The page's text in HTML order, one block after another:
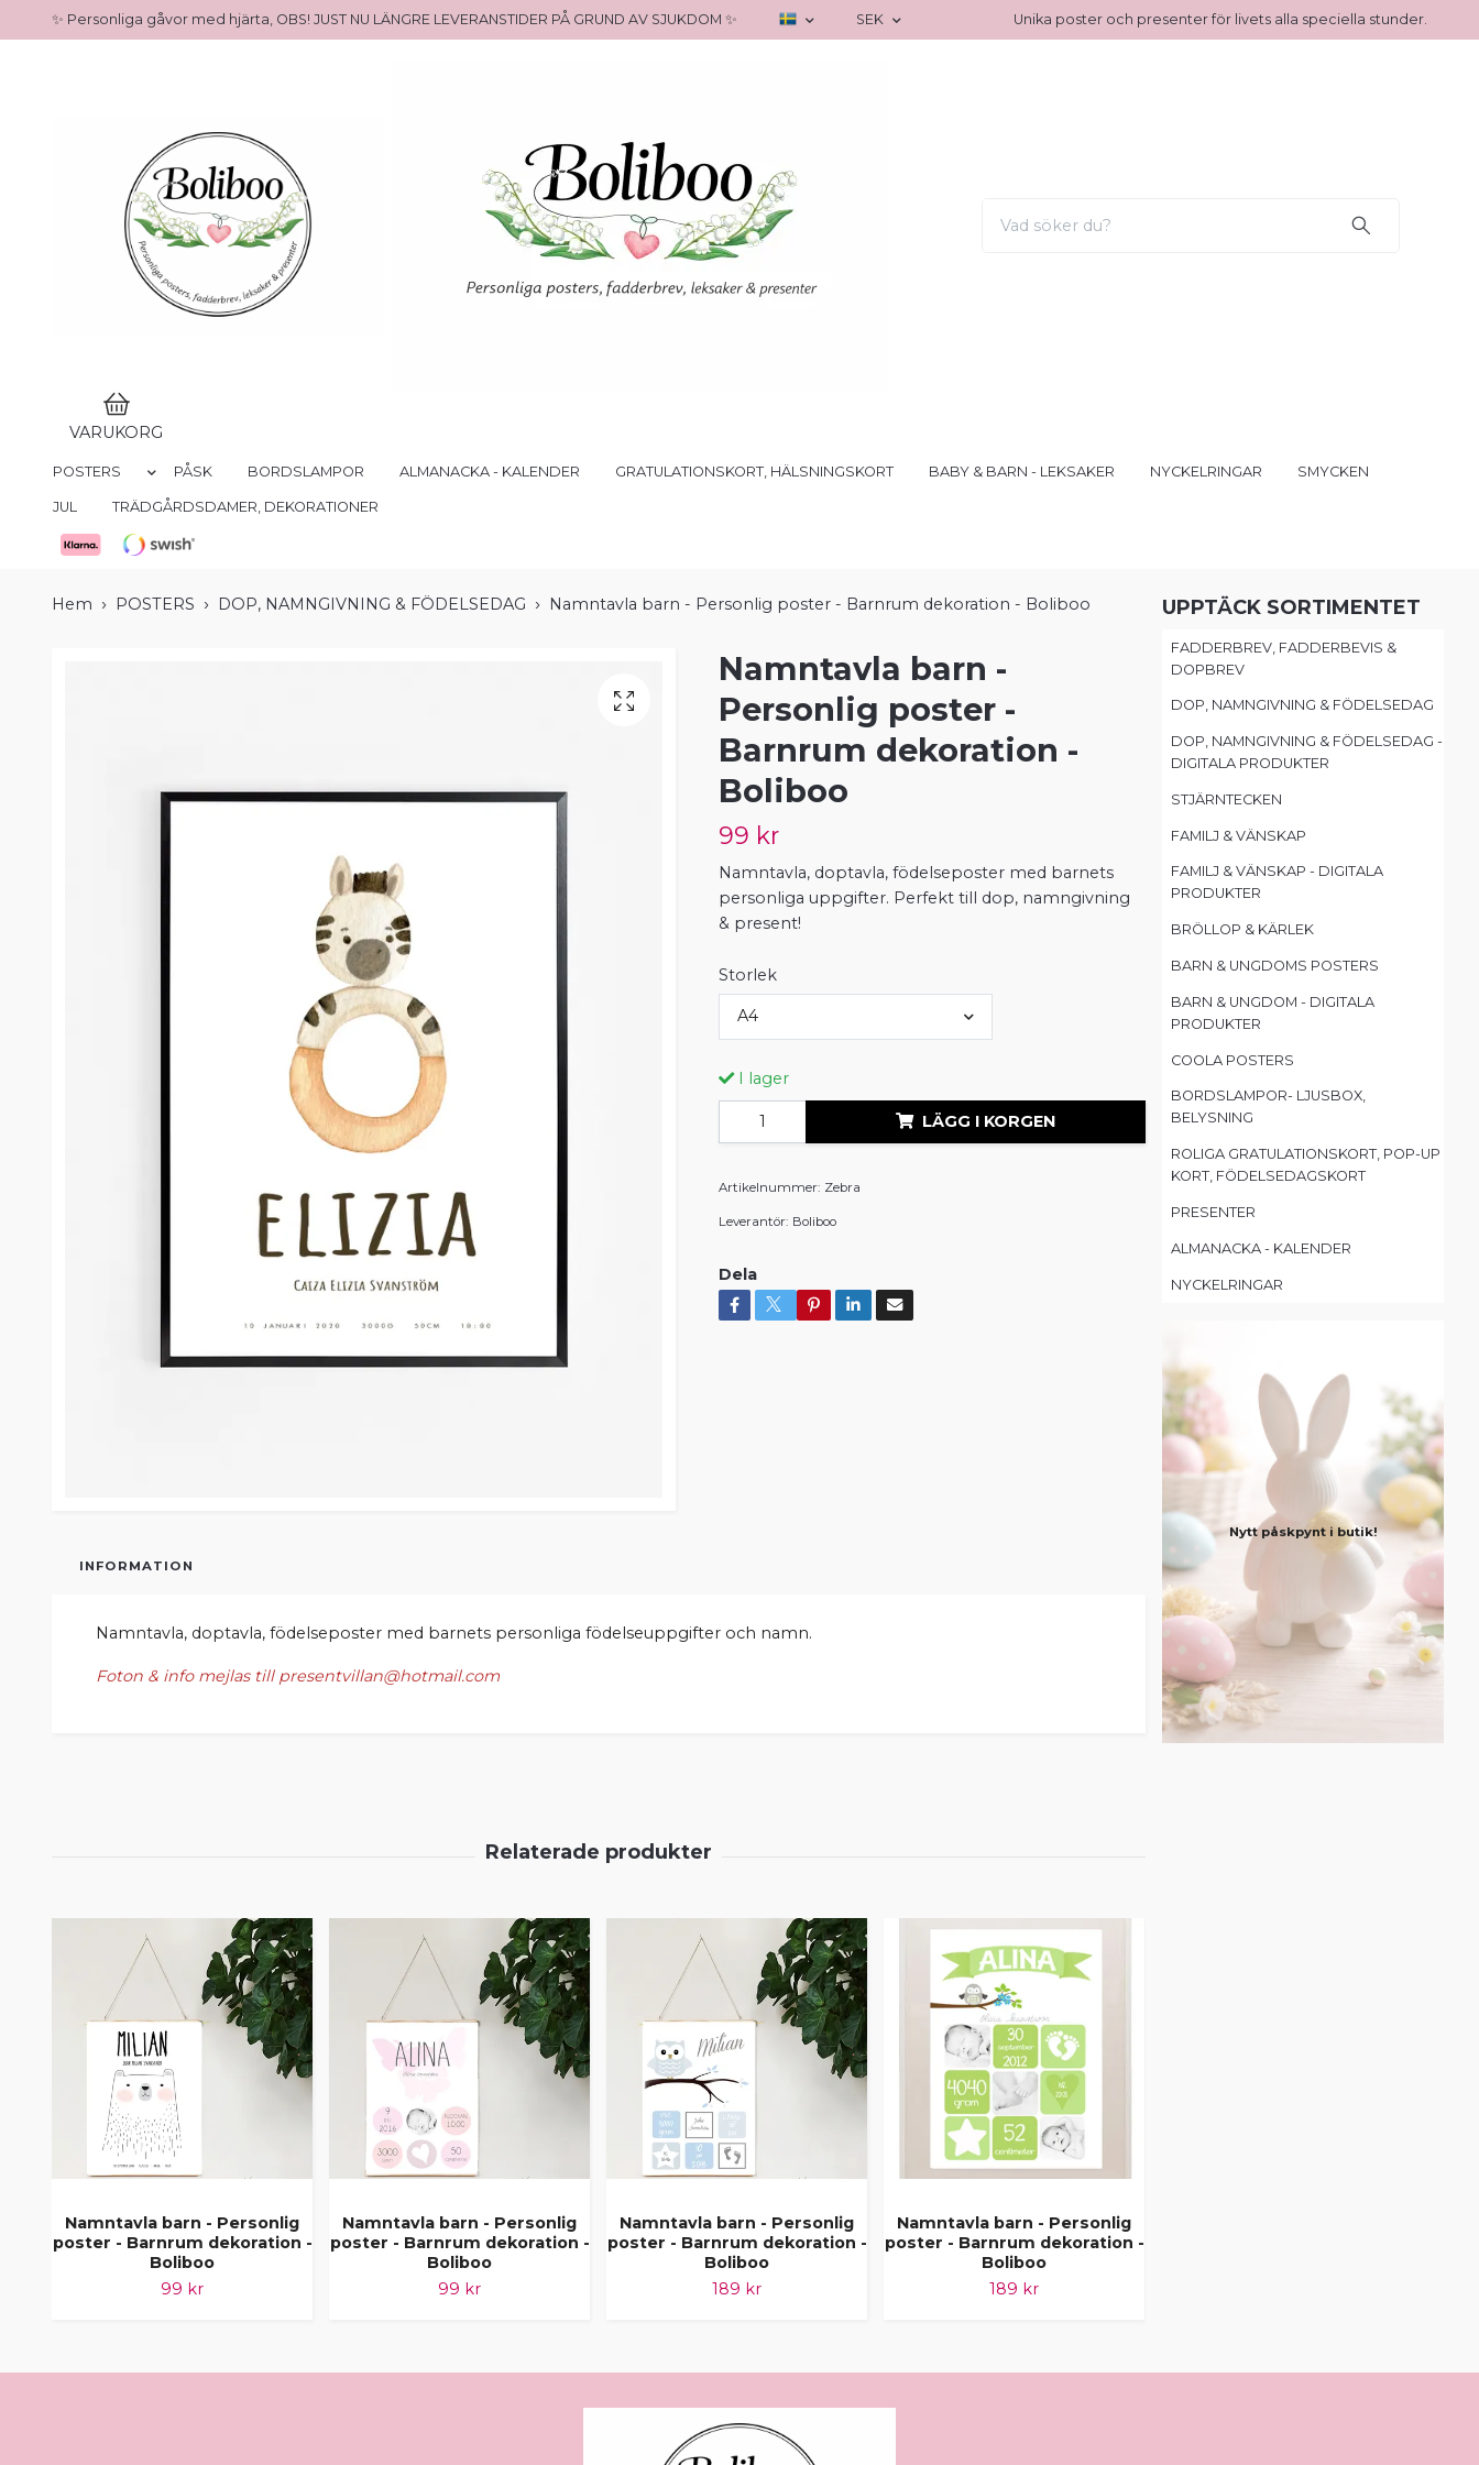
✨ Personliga gåvor med hjärta, OBS! JUST NU LÄNGRE LEVERANSTIDER PÅ GRUND AV SJUKDOM ✨ SEK Unika poster och presenter för livets alla speciella stunder.
VARUKORG
POSTERS PÅSK BORDSLAMPOR ALMANACKA - KALENDER GRATULATIONSKORT, HÄLSNINGSKORT BABY & BARN - LEKSAKER NYCKELRINGAR SMYCKEN
JUL TRÄDGÅRDSDAMER, DEKORATIONER
UPPTÄCK SORTIMENTET
FADDERBREV, FADDERBEVIS &
DOPBREV
DOP, NAMNGIVNING & FÖDELSEDAG
DOP, NAMNGIVNING & FÖDELSEDAG -
DIGITALA PRODUKTER
STJÄRNTECKEN
FAMILJ & VÄNSKAP
FAMILJ & VÄNSKAP - DIGITALA
PRODUKTER
BRÖLLOP & KÄRLEK
BARN & UNGDOMS POSTERS
BARN & UNGDOM - DIGITALA
PRODUKTER
COOLA POSTERS
BORDSLAMPOR- LJUSBOX,
BELYSNING
ROLIGA GRATULATIONSKORT, POP-UP
KORT, FÖDELSEDAGSKORT
PRESENTER
ALMANACKA - KALENDER
NYCKELRINGAR
Nytt påskpynt i butik!
Hem POSTERS DOP, NAMNGIVNING & FÖDELSEDAG Namntavla barn - Personlig poster - Barnrum dekoration - Boliboo
Namntavla barn -
Personlig poster -
Barnrum dekoration -
Boliboo
99 kr
Namntavla, doptavla, födelseposter med barnets
personliga uppgifter. Perfekt till dop, namngivning
& present!
Storlek
A4
I lager
LÄGG I KORGEN
Artikelnummer: Zebra
Leverantör: Boliboo
Dela
INFORMATION
Namntavla, doptavla, födelseposter med barnets personliga födelseuppgifter och namn.
Foton & info mejlas till presentvillan@hotmail.com
Namntavla barn - Personlig
poster - Barnrum dekoration -
Boliboo
99 kr
Namntavla barn - Personlig
poster - Barnrum dekoration -
Boliboo
99 kr
Namntavla barn - Personlig
poster - Barnrum dekoration -
Boliboo
189 kr
Namntavla barn - Personlig
poster - Barnrum dekoration -
Boliboo
189 kr